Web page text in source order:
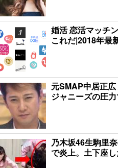
婚活 恋活マッチ
これだ|2018年最
元SMAP中居正広
ジャニーズの圧
乃木坂46生駒里
で炎上。土下座